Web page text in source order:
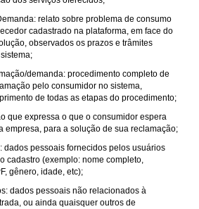
relato sobre problema de consumo
cadastrado na plataforma, em face do
observados os prazos e trâmites
demanda: procedimento completo de
pelo consumidor no sistema,
de todas as etapas do procedimento;
que expressa o que o consumidor espera
empresa, para a solução de sua reclamação;
dados pessoais fornecidos pelos usuários
cadastro (exemplo: nome completo,
gênero, idade, etc);
dados pessoais não relacionados à
ou ainda quaisquer outros de